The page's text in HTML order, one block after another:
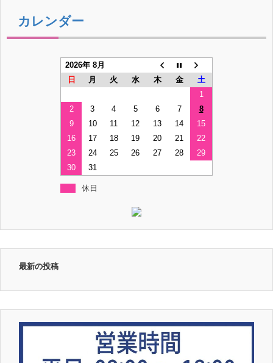
カレンダー
2026年 8月
日
月 火 水 木 金
土
1
2
3 4 5 6 7
8
9
10 11 12 13 14
15
16
17 18 19 20 21
22
23
24 25 26 27 28
29
30
31
休日
最新の投稿